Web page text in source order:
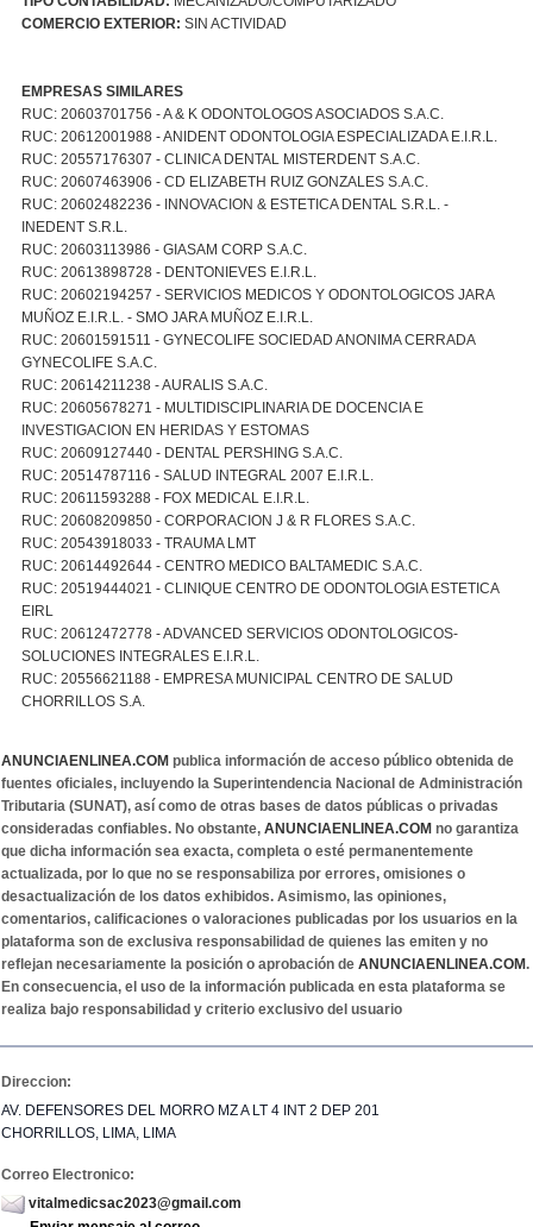
COMERCIO EXTERIOR: SIN ACTIVIDAD
EMPRESAS SIMILARES
RUC: 20603701756 - A & K ODONTOLOGOS ASOCIADOS S.A.C.
RUC: 20612001988 - ANIDENT ODONTOLOGIA ESPECIALIZADA E.I.R.L.
RUC: 20557176307 - CLINICA DENTAL MISTERDENT S.A.C.
RUC: 20607463906 - CD ELIZABETH RUIZ GONZALES S.A.C.
RUC: 20602482236 - INNOVACION & ESTETICA DENTAL S.R.L. -
INEDENT S.R.L.
RUC: 20603113986 - GIASAM CORP S.A.C.
RUC: 20613898728 - DENTONIEVES E.I.R.L.
RUC: 20602194257 - SERVICIOS MEDICOS Y ODONTOLOGICOS JARA
MUÑOZ E.I.R.L. - SMO JARA MUÑOZ E.I.R.L.
RUC: 20601591511 - GYNECOLIFE SOCIEDAD ANONIMA CERRADA
GYNECOLIFE S.A.C.
RUC: 20614211238 - AURALIS S.A.C.
RUC: 20605678271 - MULTIDISCIPLINARIA DE DOCENCIA E
INVESTIGACION EN HERIDAS Y ESTOMAS
RUC: 20609127440 - DENTAL PERSHING S.A.C.
RUC: 20514787116 - SALUD INTEGRAL 2007 E.I.R.L.
RUC: 20611593288 - FOX MEDICAL E.I.R.L.
RUC: 20608209850 - CORPORACION J & R FLORES S.A.C.
RUC: 20543918033 - TRAUMA LMT
RUC: 20614492644 - CENTRO MEDICO BALTAMEDIC S.A.C.
RUC: 20519444021 - CLINIQUE CENTRO DE ODONTOLOGIA ESTETICA
EIRL
RUC: 20612472778 - ADVANCED SERVICIOS ODONTOLOGICOS-
SOLUCIONES INTEGRALES E.I.R.L.
RUC: 20556621188 - EMPRESA MUNICIPAL CENTRO DE SALUD
CHORRILLOS S.A.
ANUNCIAENLINEA.COM publica información de acceso público obtenida de
fuentes oficiales, incluyendo la Superintendencia Nacional de Administración
Tributaria (SUNAT), así como de otras bases de datos públicas o privadas
consideradas confiables. No obstante, ANUNCIAENLINEA.COM no garantiza
que dicha información sea exacta, completa o esté permanentemente
actualizada, por lo que no se responsabiliza por errores, omisiones o
desactualización de los datos exhibidos. Asimismo, las opiniones,
comentarios, calificaciones o valoraciones publicadas por los usuarios en la
plataforma son de exclusiva responsabilidad de quienes las emiten y no
reflejan necesariamente la posición o aprobación de ANUNCIAENLINEA.COM.
En consecuencia, el uso de la información publicada en esta plataforma se
realiza bajo responsabilidad y criterio exclusivo del usuario
Direccion:
AV. DEFENSORES DEL MORRO MZ A LT 4 INT 2 DEP 201
CHORRILLOS, LIMA, LIMA
Correo Electronico:
vitalmedicsac2023@gmail.com